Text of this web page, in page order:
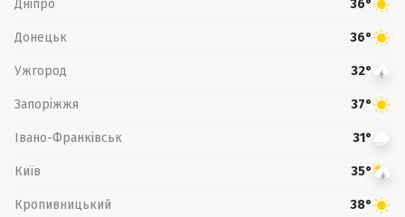
Дніпро 36°
Донецьк 36°
Ужгород 32°
Запоріжжя 37°
Івано-Франківськ 31°
Київ 35°
Кропивницький 38°